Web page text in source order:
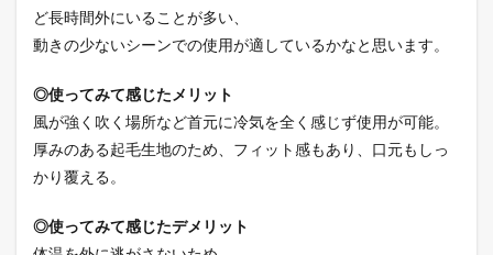
ど長時間外にいることが多い、
動きの少ないシーンでの使用が適しているかなと思います。
◎使ってみて感じたメリット
風が強く吹く場所など首元に冷気を全く感じず使用が可能。
厚みのある起毛生地のため、フィット感もあり、口元もしっ
かり覆える。
◎使ってみて感じたデメリット